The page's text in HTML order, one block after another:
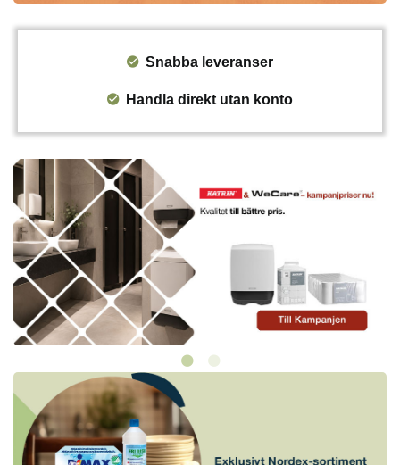
Snabba leveranser
Handla direkt utan konto